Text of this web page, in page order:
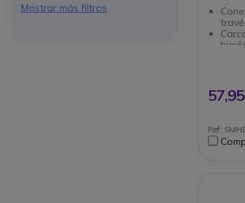
Tres
LED
Ref:
Mostrar más filtros